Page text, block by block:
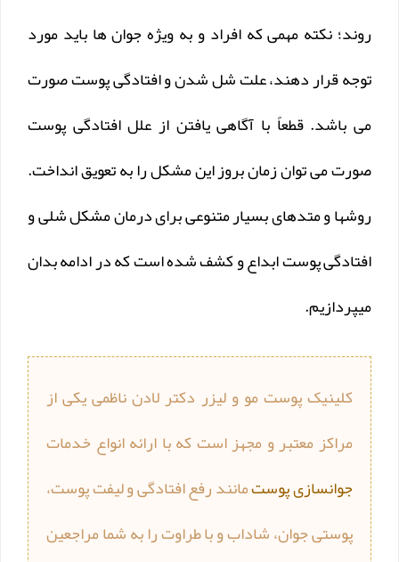
روند؛ نکته مهمی که افراد و به ویژه جوان ها باید مورد
توجه قرار دهند، علت شل شدن و افتادگی پوست صورت
می باشد. قطعاً با آگاهی یافتن از علل افتادگی پوست
صورت می توان زمان بروز این مشکل را به تعویق انداخت.
روشها و متدهای بسیار متنوعی برای درمان مشکل شلی و
افتادگی پوست ابداع و کشف شده است که در ادامه بدان
میپردازیم.
کلینیک پوست مو و لیزر دکتر لادن ناظمی یکی از
مراکز معتبر و مجهز است که با ارائه انواع خدمات
جوانسازی پوستمانند رفع افتادگی و لیفت پوست،
پوستی جوان، شاداب و با طراوت را به شما مراجعین